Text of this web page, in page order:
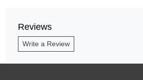
Reviews
Write a Review